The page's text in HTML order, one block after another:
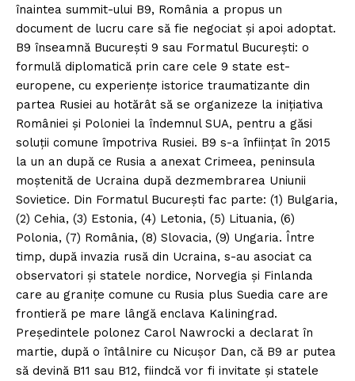
înaintea summit-ului B9, România a propus un
document de lucru care să fie negociat și apoi adoptat.
B9 înseamnă București 9 sau Formatul București: o
formulă diplomatică prin care cele 9 state est-
europene, cu experiențe istorice traumatizante din
partea Rusiei au hotărât să se organizeze la inițiativa
României și Poloniei la îndemnul SUA, pentru a găsi
soluții comune împotriva Rusiei. B9 s-a înființat în 2015
la un an după ce Rusia a anexat Crimeea, peninsula
moștenită de Ucraina după dezmembrarea Uniunii
Sovietice. Din Formatul București fac parte: (1) Bulgaria,
(2) Cehia, (3) Estonia, (4) Letonia, (5) Lituania, (6)
Polonia, (7) România, (8) Slovacia, (9) Ungaria. Între
timp, după invazia rusă din Ucraina, s-au asociat ca
observatori și statele nordice, Norvegia și Finlanda
care au granițe comune cu Rusia plus Suedia care are
frontieră pe mare lângă enclava Kaliningrad.
Președintele polonez Carol Nawrocki a declarat în
martie, după o întâlnire cu Nicușor Dan, că B9 ar putea
să devină B11 sau B12, fiindcă vor fi invitate și statele